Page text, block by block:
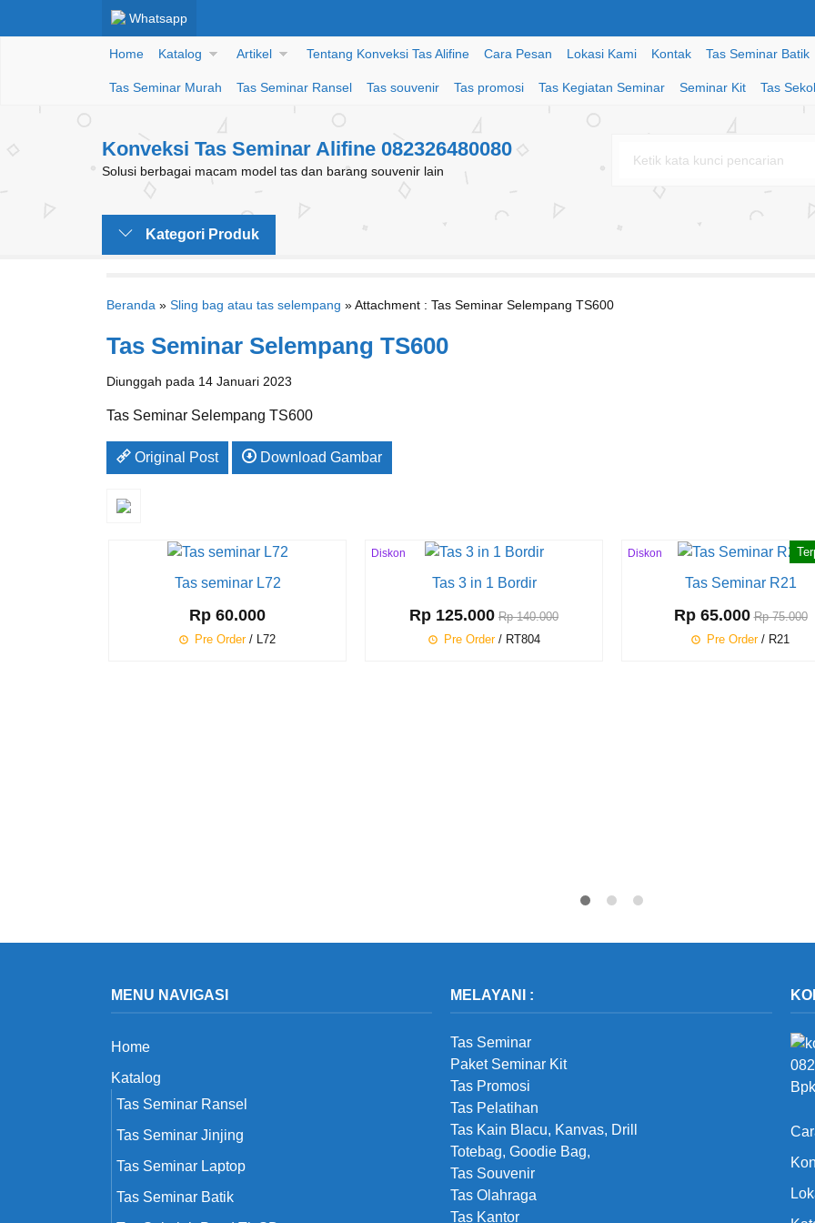
Whatsapp
Home Katalog Artikel Tentang Konveksi Tas Alifine Cara Pesan Lokasi Kami Kontak Tas Seminar Batik
Tas Seminar Murah Tas Seminar Ransel Tas souvenir Tas promosi Tas Kegiatan Seminar Seminar Kit Tas
Konveksi Tas Seminar Alifine 082326480080
Solusi berbagai macam model tas dan barang souvenir lain
Kategori Produk
Beranda » Sling bag atau tas selempang » Attachment : Tas Seminar Selempang TS600
Tas Seminar Selempang TS600
Diunggah pada 14 Januari 2023
Tas Seminar Selempang TS600
Original Post Download Gambar
Tas seminar L72
Rp 60.000
Pre Order/ L72
Diskon
Tas 3 in 1 Bordir
Rp 125.000 Rp 140.000
Pre Order/ RT804
Diskon
Tas Seminar R21
Rp 65.000 Rp 75.000
Pre Order/ R21
MENU NAVIGASI
Home
Katalog
Tas Seminar Ransel
Tas Seminar Jinjing
Tas Seminar Laptop
Tas Seminar Batik
MELAYANI :
Tas Seminar
Paket Seminar Kit
Tas Promosi
Tas Pelatihan
Tas Kain Blacu, Kanvas, Drill
Totebag, Goodie Bag,
Tas Souvenir
Tas Olahraga
Tas Kantor